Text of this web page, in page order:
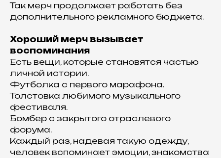
Так мерч продолжает работать без
дополнительного рекламного бюджета.
Хороший мерч вызывает
воспоминания
Есть вещи, которые становятся частью
личной истории.
Футболка с первого марафона.
Толстовка любимого музыкального
фестиваля.
Бомбер с закрытого отраслевого
форума.
Каждый раз, надевая такую одежду,
человек вспоминает эмоции, знакомства